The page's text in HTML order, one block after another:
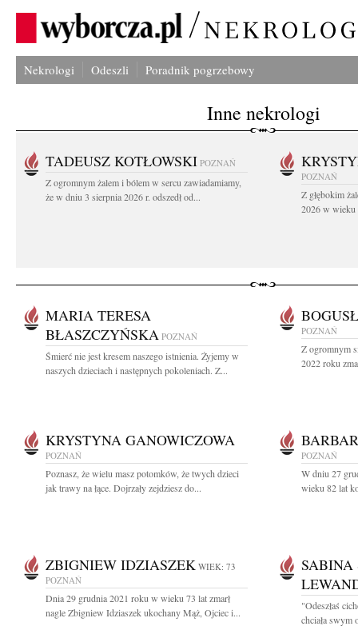
Nekrologi Odeszli Poradnik pogrzebowy
Inne nekrologi
TADEUSZ KOTŁOWSKI POZNAŃ
Z ogromnym żalem i bólem w sercu zawiadamiamy,
że w dniu 3 sierpnia 2026 r. odszedł od...
POZNAŃ
Z głębokim
2026 w wieku
MARIA TERESA
BŁASZCZYŃSKA POZNAŃ
Śmierć nie jest kresem naszego istnienia. Żyjemy w
naszych dzieciach i następnych pokoleniach. Z...
POZNAŃ
Z ogromnym
2022 roku
KRYSTYNA GANOWICZOWA
POZNAŃ
Poznasz, że wielu masz potomków, że twych dzieci
jak trawy na łące. Dojrzały zejdziesz do...
POZNAŃ
W dniu 27
wieku 82 lat
ZBIGNIEW IDZIASZEK WIEK: 73
POZNAŃ
Dnia 29 grudnia 2021 roku w wieku 73 lat zmarł
nagle Zbigniew Idziaszek ukochany Mąż, Ojciec i...
SABINA
"Odeszłaś
chciała swym